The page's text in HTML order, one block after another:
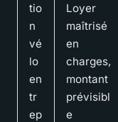
tio
n
vé
lo
en
tr
ep
Loyer
maîtrisé
en
charges,
montant
prévisibl
e